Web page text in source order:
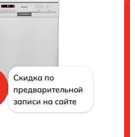
Скидка по
предварительной
записи на сайте